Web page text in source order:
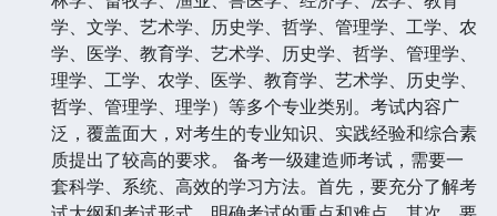
学、文学、艺术学、历史学、哲学、管理学、工学、农
学、医学、教育学、艺术学、历史学、哲学、管理学、
理学、工学、农学、医学、教育学、艺术学、历史学、
哲学、管理学、理学）等多个专业类别。考试内容广
泛，覆盖面大，对考生的专业知识、实践经验和综合素
质提出了较高的要求。 备考一级建造师考试，需要一
套科学、系统、高效的学习方法。首先，要充分了解考